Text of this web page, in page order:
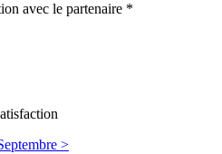
avec le partenaire *
>